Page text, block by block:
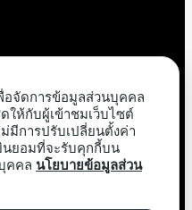
อจัดการข้อมูลส่วนบุคคล
ให้กับผู้เข้าชมเว็บไซต์
มีการปรับเปลี่ยนตั้งค่า
นยอมที่จะรับคุกกี้บน
คคล นโยบายข้อมูลส่วน